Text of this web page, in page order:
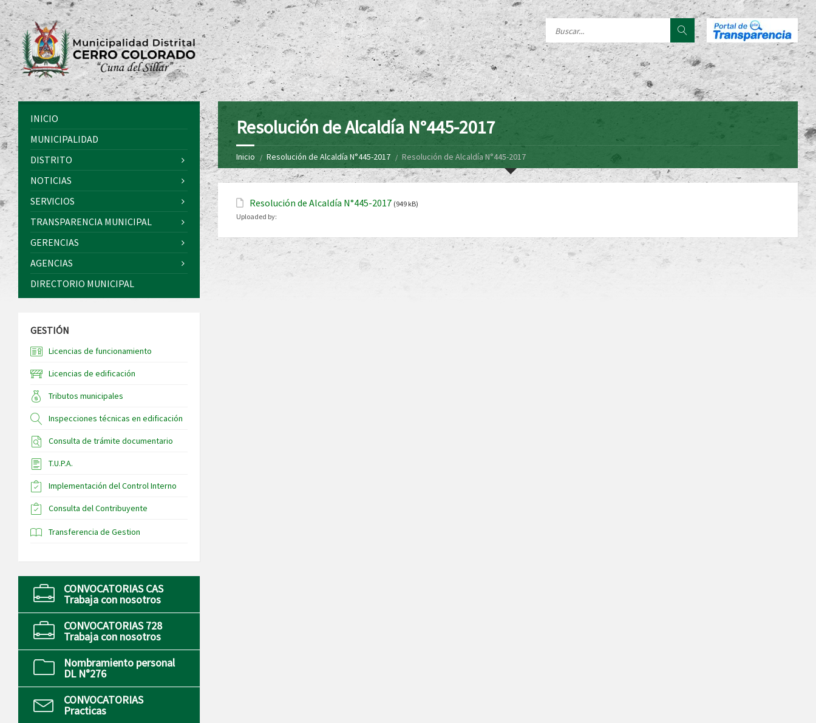
Resolución de Alcaldía N°445-2017
Inicio Resolución de Alcaldía N°445-2017 Resolución de Alcaldía N°445-2017
Resolución de Alcaldía N°445-2017 (949 kB)
Uploaded by:
INICIO
MUNICIPALIDAD
DISTRITO
NOTICIAS
SERVICIOS
TRANSPARENCIA MUNICIPAL
GERENCIAS
AGENCIAS
DIRECTORIO MUNICIPAL
GESTIÓN
Licencias de funcionamiento
Licencias de edificación
Tributos municipales
Inspecciones técnicas en edificación
Consulta de trámite documentario
T.U.P.A.
Implementación del Control Interno
Consulta del Contribuyente
Transferencia de Gestion
CONVOCATORIAS CAS
Trabaja con nosotros
CONVOCATORIAS 728
Trabaja con nosotros
Nombramiento personal
DL N°276
CONVOCATORIAS
Practicas